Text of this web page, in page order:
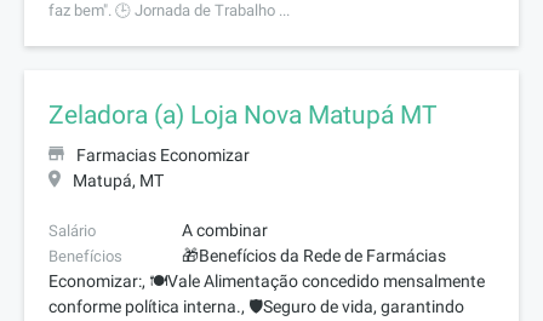
faz bem". 🕒 Jornada de Trabalho ...
Zeladora (a) Loja Nova Matupá MT
Farmacias Economizar
Matupá, MT
Salário A combinar
Benefícios
🎁Benefícios da Rede de Farmácias
Economizar:, 🍽️Vale Alimentação concedido mensalmente
conforme política interna., 🛡️Seguro de vida, garantindo